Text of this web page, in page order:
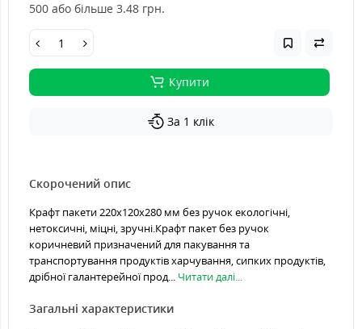
500 або більше 3.48 грн.
Купити
За 1 клік
Скорочений опис
Крафт пакети 220х120х280 мм без ручок екологічні,
нетоксичні, міцні, зручні.Крафт пакет без ручок
коричневий призначений для пакування та
транспортування продуктів харчування, сипких продуктів,
дрібної галантерейної прод... Читати далі...
Загальні характеристики